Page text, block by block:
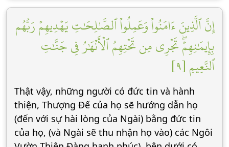
إِنَّ ٱلَّذِينَ ءَامَنُواْ وَعَمِلُواْ ٱلصَّٰلِحَٰتِ يَهۡدِيهِمۡ رَبُّهُم
بِإِيمَٰنِهِمۡۖ تَجۡرِي مِن تَحۡتِهِمُ ٱلۡأَنۡهَٰرُ فِي جَنَّٰتِ
ٱلنَّعِيمِ [٩]
Thật vậy, những người có đức tin và hành
thiện, Thượng Đế của họ sẽ hướng dẫn họ
(đến với sự hài lòng của Ngài) bằng đức tin
của họ, (và Ngài sẽ thu nhận họ vào) các Ngôi